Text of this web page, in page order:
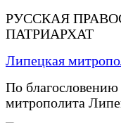
РУССКАЯ
ПАТРИАРХАТ
Липецкая
По
митрополита